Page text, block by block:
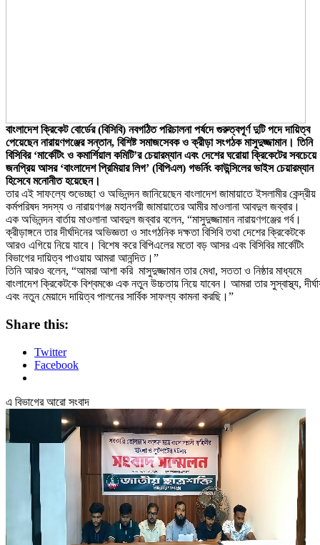
বাংলাদেশ ক্রিকেট বোর্ডের (বিসিবি) নবগঠিত পরিচালনা পর্ষদে গুরুত্বপূর্ণ দুটি পদে দায়িত্ব
পেয়েছেন নারায়ণগঞ্জের সন্তান, বিশিষ্ট সমাজসেবক ও ক্রীড়া সংগঠক মাসুদুজ্জামান। তিনি
বিসিবির ‘মার্কেটিং ও কমার্শিয়াল কমিটি’র চেয়ারম্যান এবং দেশের ঘরোয়া ক্রিকেটের সবচেয়ে
জনপ্রিয় আসর ‘বাংলাদেশ প্রিমিয়ার লিগ’ (বিপিএল) গভর্নিং কাউন্সিলের ভাইস চেয়ারম্যান
হিসেবে মনোনীত হয়েছেন।
​তার এই সাফল্যে শুভেচ্ছা ও অভিনন্দন জানিয়েছেন বাংলাদেশ জামায়াতে ইসলামীর কেন্দ্রীয়
কর্মপরিষদ সদস্য ও নারায়ণগঞ্জ মহানগরী জামায়াতের আমীর মাওলানা আবদুল জব্বার।
​এক অভিনন্দন বার্তায় মাওলানা আবদুল জব্বার বলেন, “মাসুদুজ্জামান নারায়ণগঞ্জের গর্ব।
ক্রীড়াঙ্গনে তার দীর্ঘদিনের অভিজ্ঞতা ও সাংগঠনিক দক্ষতা বিসিবি তথা দেশের ক্রিকেটকে
আরও এগিয়ে নিয়ে যাবে। বিশেষ করে বিপিএলের মতো বড় আসর এবং বিসিবির মার্কেটিং
বিভাগের দায়িত্ব পাওয়ায় আমরা আনন্দিত।”
​তিনি আরও বলেন, “আমরা আশা করি মাসুদুজ্জামান তার মেধা, সততা ও নিষ্ঠার মাধ্যমে
বাংলাদেশ ক্রিকেটকে বিশ্বমঞ্চে এক নতুন উচ্চতায় নিয়ে যাবেন। আমরা তার সুস্বাস্থ্য,
এবং নতুন মেয়াদে দায়িত্ব পালনের সার্বিক সাফল্য কামনা করছি।”
Share this:
Twitter
Facebook
এ বিভাগের আরো সংবাদ